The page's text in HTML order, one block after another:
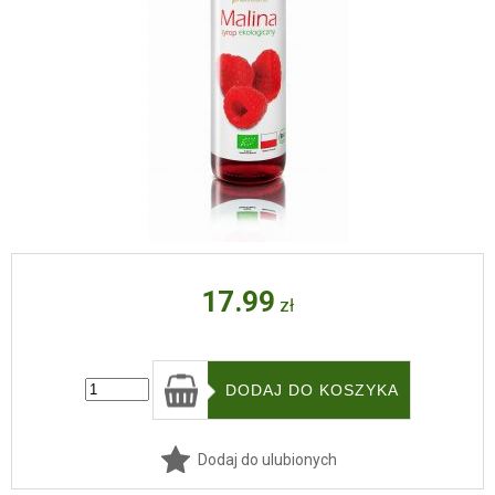
17.99 zł
Dodaj do ulubionych